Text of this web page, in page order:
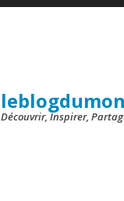
Découvrir, Inspirer,